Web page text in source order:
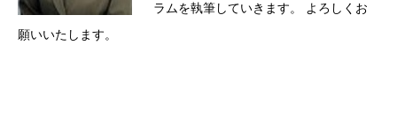
ラムを執筆していきます。 よろしくお
願いいたします。